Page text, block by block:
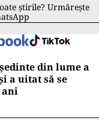
știrile? Urmărește
din lume a
a uitat să se
ani